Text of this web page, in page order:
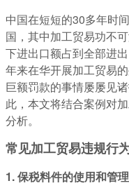
中国在短短的30多年时
国，其中加工贸易功不
下进出口额占到全部进
年来在华开展加工贸易
巨额罚款的事情屡屡见
此，本文将结合案例对
分析。
常见加工贸易违规行
1. 保税料件的使用和管理